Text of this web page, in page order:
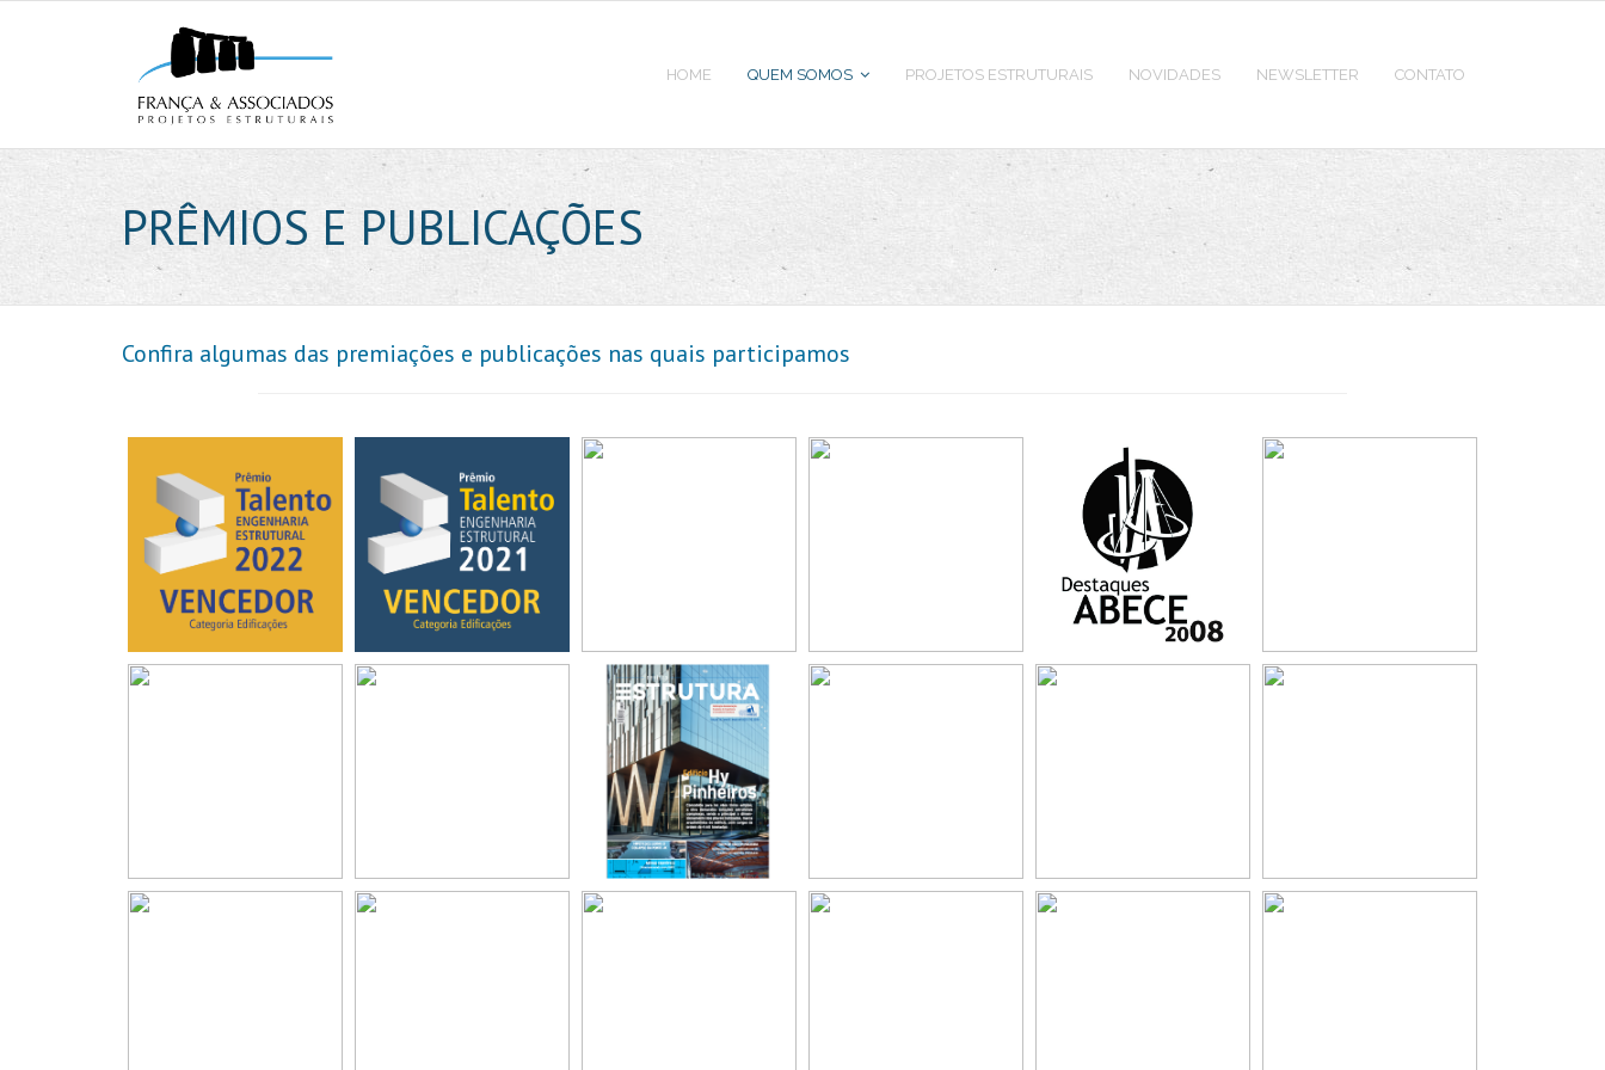
HOME QUEM SOMOS PROJETOS ESTRUTURAIS NOVIDADES NEWSLETTER CONTATO
PRÊMIOS E PUBLICAÇÕES
Confira algumas das premiações e publicações nas quais participamos